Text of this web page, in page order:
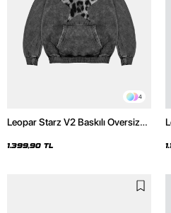
4
Leopar Starz V2 Baskılı Oversize
Hoodie
1.399,90 TL